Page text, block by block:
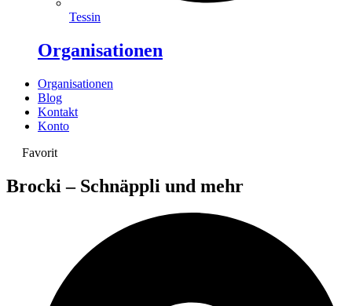
Tessin
Organisationen
Organisationen
Blog
Kontakt
Konto
Favorit
Brocki – Schnäppli und mehr